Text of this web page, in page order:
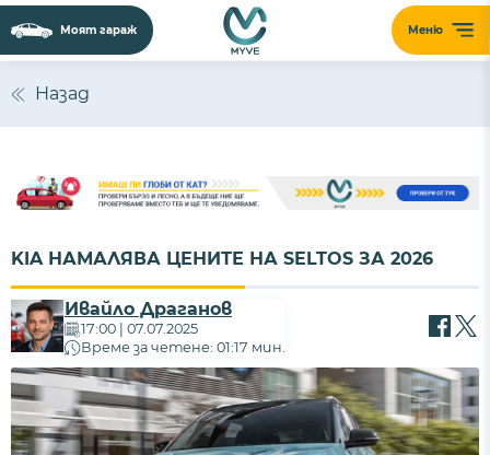
Меню
Моят гараж
Назад
KIA НАМАЛЯВА ЦЕНИТЕ НА SELTOS ЗА 2026
Ивайло Драганов
17:00 | 07.07.2025
Време за четене: 01:17 мин.